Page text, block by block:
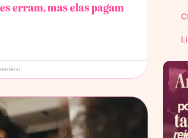
erram, mas elas pagam